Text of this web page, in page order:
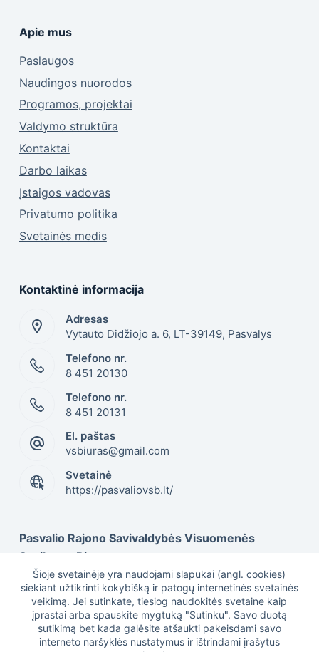
Šioje svetainėje yra naudojami slapukai (angl. cookies)
siekiant užtikrinti kokybišką ir patogų internetinės svetainės
veikimą. Jei sutinkate, tiesiog naudokitės svetaine kaip
įprastai arba spauskite mygtuką "Sutinku". Savo duotą
sutikimą bet kada galėsite atšaukti pakeisdami savo
interneto naršyklės nustatymus ir ištrindami įrašytus
Apie mus
Paslaugos
Naudingos nuorodos
Programos, projektai
Valdymo struktūra
Kontaktai
Darbo laikas
Įstaigos vadovas
Privatumo politika
Svetainės medis
Kontaktinė informacija
Adresas
Vytauto Didžiojo a. 6, LT-39149, Pasvalys
Telefono nr.
8 451 20130
Telefono nr.
8 451 20131
El. paštas
vsbiuras@gmail.com
Svetainė
https://pasvaliovsb.lt/
Pasvalio Rajono Savivaldybės Visuomenės
Sveikatos Biuras
Duomenys kaupiami ir saugomi Juridinių asmenų
registre, kodas 301505617